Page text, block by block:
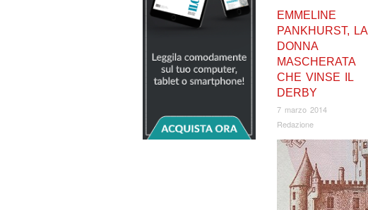
EMMELINE
PANKHURST, LA
DONNA
MASCHERATA
CHE VINSE IL
DERBY
7 marzo 2014
Redazione